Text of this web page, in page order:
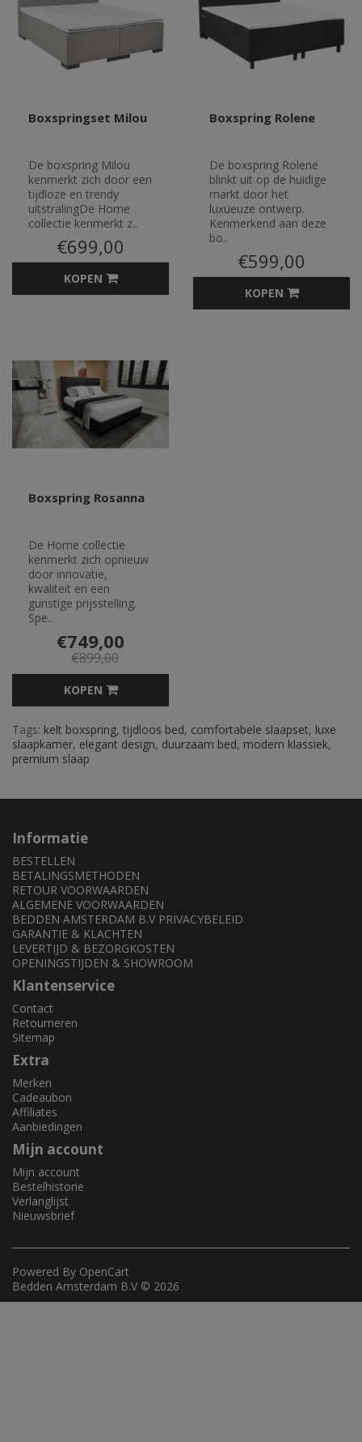
Boxspringset Milou
De boxspring Milou
kenmerkt zich door een
tijdloze en trendy
uitstralingDe Home
collectie kenmerkt z..
€699,00
KOPEN
Boxspring Rolene
De boxspring Rolene
blinkt uit op de huidige
markt door het
luxueuze ontwerp.
Kenmerkend aan deze
bo..
€599,00
KOPEN
Boxspring Rosanna
De Home collectie
kenmerkt zich opnieuw
door innovatie,
kwaliteit en een
gunstige prijsstelling.
Spe..
€749,00
€899,00
KOPEN
Tags: kelt boxspring, tijdloos bed, comfortabele slaapset, luxe
slaapkamer, elegant design, duurzaam bed, modern klassiek,
premium slaap
Informatie
BESTELLEN
BETALINGSMETHODEN
RETOUR VOORWAARDEN
ALGEMENE VOORWAARDEN
BEDDEN AMSTERDAM B.V PRIVACYBELEID
GARANTIE & KLACHTEN
LEVERTIJD & BEZORGKOSTEN
OPENINGSTIJDEN & SHOWROOM
Klantenservice
Contact
Retourneren
Sitemap
Extra
Merken
Cadeaubon
Affiliates
Aanbiedingen
Mijn account
Mijn account
Bestelhistorie
Verlanglijst
Nieuwsbrief
Powered By OpenCart
Bedden Amsterdam B.V © 2026